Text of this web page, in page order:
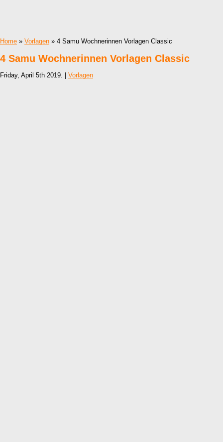
Home » Vorlagen » 4 Samu Wochnerinnen Vorlagen Classic
4 Samu Wochnerinnen Vorlagen Classic
Friday, April 5th 2019. | Vorlagen